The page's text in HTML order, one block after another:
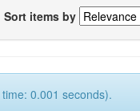
Sort items by
0.001 seconds).